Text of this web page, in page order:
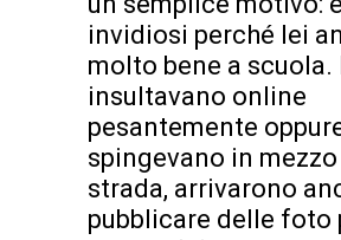
invidiosi perché lei
molto bene a scuola.
insultavano online
pesantemente
spingevano in
strada, arrivarono
pubblicare delle foto